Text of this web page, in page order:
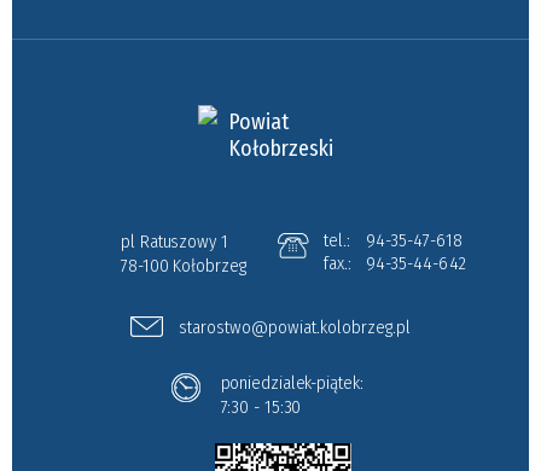
Powiat
Kołobrzeski
pl Ratuszowy 1
78-100 Kołobrzeg
tel.:
94-35-47-618
fax.:
94-35-44-642
starostwo@powiat.kolobrzeg.pl
poniedzialek-piątek:
7:30 - 15:30